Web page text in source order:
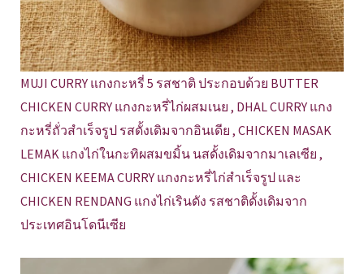
MUJI CURRY แกงกะหรี่ 5 รสชาติ ประกอบด้วย BUTTER
CHICKEN CURRY แกงกะหรี่ไก่ผสมเนย , DHAL CURRY แกง
กะหรี่ถั่วสำเร็จรูป รสดั้งเดิมจากอินเดีย , CHICKEN MASAK
LEMAK แกงไก่ในกะทิผสมขมิ้น นสดั้งเดิมจากมาเลเซีย ,
CHICKEN KEEMA CURRY แกงกะหรี่ไก่สำเร็จรูป และ
CHICKEN RENDANG แกงไก่เรินดัง รสชาติดั้งเดิมจาก
ประเทศอินโดนีเซีย